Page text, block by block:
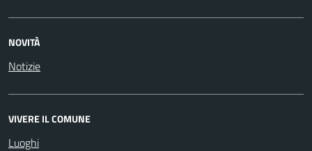
NOVITÀ
Notizie
VIVERE IL COMUNE
Luoghi